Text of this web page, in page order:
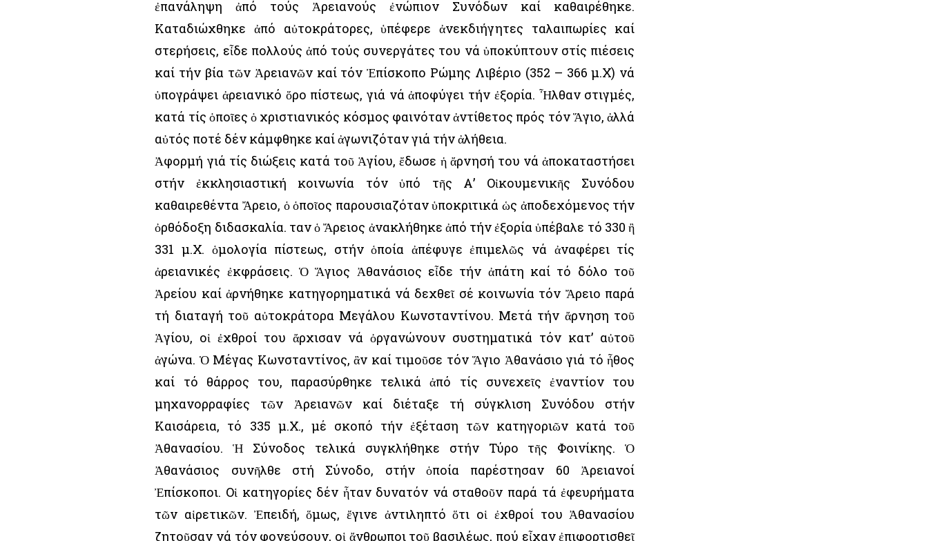
ἐπανάληψη ἀπό τούς Ἀρειανούς ἐνώπιον Συνόδων καί καθαιρέθηκε.
Καταδιώχθηκε ἀπό αὐτοκράτορες, ὑπέφερε ἀνεκδιήγητες ταλαιπωρίες καί
στερήσεις, εἶδε πολλούς ἀπό τούς συνεργάτες του νά ὑποκύπτουν στίς πιέσεις
καί τήν βία τῶν Ἀρειανῶν καί τόν Ἐπίσκοπο Ρώμης Λιβέριο (352 – 366 μ.Χ) νά
ὑπογράψει ἀρειανικό ὅρο πίστεως, γιά νά ἀποφύγει τήν ἐξορία. Ἦλθαν στιγμές,
κατά τίς ὁποῖες ὁ χριστιανικός κόσμος φαινόταν ἀντίθετος πρός τόν Ἅγιο, ἀλλά
αὐτός ποτέ δέν κάμφθηκε καί ἀγωνιζόταν γιά τήν ἀλήθεια.
Ἀφορμή γιά τίς διώξεις κατά τοῦ Ἁγίου, ἔδωσε ἡ ἄρνησή του νά ἀποκαταστήσει
στήν ἐκκλησιαστική κοινωνία τόν ὑπό τῆς Α’ Οἰκουμενικῆς Συνόδου
καθαιρεθέντα Ἄρειο, ὁ ὁποῖος παρουσιαζόταν ὑποκριτικά ὡς ἀποδεχόμενος τήν
ὀρθόδοξη διδασκαλία. Ὅταν ὁ Ἄρειος ἀνακλήθηκε ἀπό τήν ἐξορία ὑπέβαλε τό 330 ἢ
331 μ.Χ. ὁμολογία πίστεως, στήν ὁποία ἀπέφυγε ἐπιμελῶς νά ἀναφέρει τίς
ἀρειανικές ἐκφράσεις. Ὁ Ἅγιος Ἀθανάσιος εἶδε τήν ἀπάτη καί τό δόλο τοῦ
Ἀρείου καί ἀρνήθηκε κατηγορηματικά νά δεχθεῖ σέ κοινωνία τόν Ἄρειο παρά
τή διαταγή τοῦ αὐτοκράτορα Μεγάλου Κωνσταντίνου. Μετά τήν ἄρνηση τοῦ
Ἁγίου, οἱ ἐχθροί του ἄρχισαν νά ὀργανώνουν συστηματικά τόν κατ’ αὐτοῦ
ἀγώνα. Ὁ Μέγας Κωνσταντίνος, ἂν καί τιμοῦσε τόν Ἅγιο Ἀθανάσιο γιά τό ἦθος
καί τό θάρρος του, παρασύρθηκε τελικά ἀπό τίς συνεχεῖς ἐναντίον του
μηχανορραφίες τῶν Ἀρειανῶν καί διέταξε τή σύγκλιση Συνόδου στήν
Καισάρεια, τό 335 μ.Χ., μέ σκοπό τήν ἐξέταση τῶν κατηγοριῶν κατά τοῦ
Ἀθανασίου. Ἡ Σύνοδος τελικά συγκλήθηκε στήν Τύρο τῆς Φοινίκης. Ὁ
Ἀθανάσιος συνῆλθε στή Σύνοδο, στήν ὁποία παρέστησαν 60 Ἀρειανοί
Ἐπίσκοποι. Οἱ κατηγορίες δέν ἦταν δυνατόν νά σταθοῦν παρά τά ἐφευρήματα
τῶν αἱρετικῶν. Ἐπειδή, ὅμως, ἔγινε ἀντιληπτό ὅτι οἱ ἐχθροί του Ἀθανασίου
ζητοῦσαν νά τόν φονεύσουν, οἱ ἄνθρωποι τοῦ βασιλέως, πού εἶχαν ἐπιφορτισθεῖ